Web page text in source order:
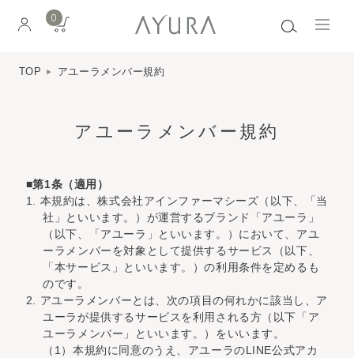
0
TOP アユーラメンバー規約
アユーラメンバー規約
■第1条（適用）
1. 本規約は、株式会社アインファーマシーズ（以下、「当
社」といいます。）が運営するブランド「アユーラ」
（以下、「アユーラ」といいます。）において、アユ
ーラメンバーを対象として提供するサービス（以下、
「本サービス」といいます。）の利用条件を定めるも
のです。
2. アユーラメンバーとは、次の項目の何れかに該当し、ア
ユーラが提供するサービスを利用される方（以下「ア
ユーラメンバー」といいます。）をいいます。
（1）本規約に同意のうえ、アユーラのLINE公式アカ